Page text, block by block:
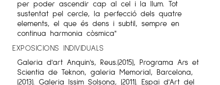
per poder ascendir cap al cel i la llum. Tot
sustentat pel cercle, la perfecció dels quatre
elements, el que és dens i subtil, sempre en
continua harmonia còsmica"
EXPOSICIONS INDIVIDUALS
Galeria d'art Anquin's, Reus.(2015), Programa Ars et
Scientia de Teknon, galeria Memorial, Barcelona,
(2013). Galeria Issim Solsona, (2011). Espai d'Art del